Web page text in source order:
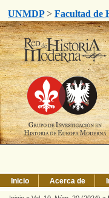
UNMDP> Facultad de
Inicio Acerca de